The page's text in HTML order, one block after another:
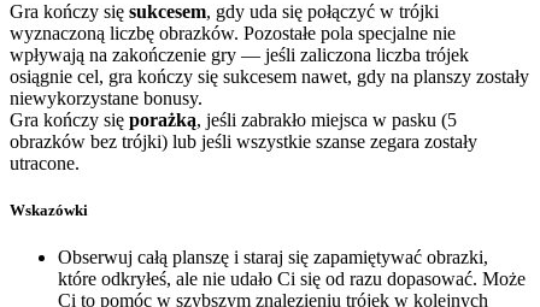
Gra kończy się sukcesem, gdy uda się połączyć w trójki
wyznaczoną liczbę obrazków. Pozostałe pola specjalne nie
wpływają na zakończenie gry — jeśli zaliczona liczba trójek
osiągnie cel, gra kończy się sukcesem nawet, gdy na planszy zostały
niewykorzystane bonusy.
Gra kończy się porażką, jeśli zabrakło miejsca w pasku (5
obrazków bez trójki) lub jeśli wszystkie szanse zegara zostały
utracone.
Wskazówki
Obserwuj całą planszę i staraj się zapamiętywać obrazki,
które odkryłeś, ale nie udało Ci się od razu dopasować. Może
Ci to pomóc w szybszym znalezieniu trójek w kolejnych